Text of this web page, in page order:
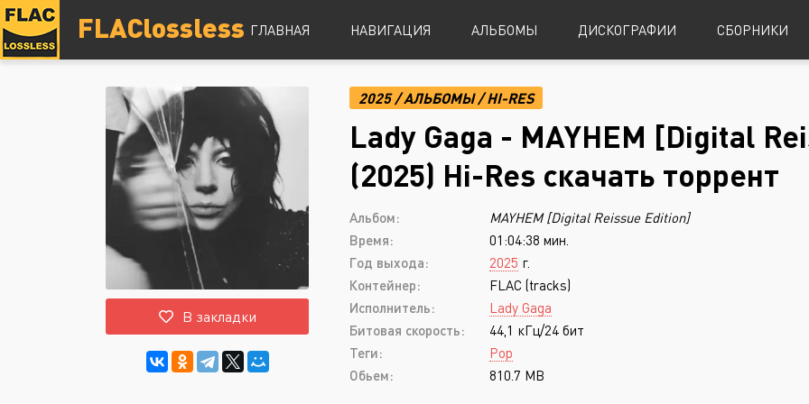
FLAClossless ГЛАВНАЯ НАВИГАЦИЯ
Hi-Res
Lossless
Vinyl
Топ 100
Alternative Rock
Indie Rock
Industrial Metal
Metalcore
Nu-Metal
Post-Hardcore
Punk Rock
Black Metal
Power Metal
Progressive Metal
Sludge Metal
Speed Metal
АЛЬБОМЫ ДИСКОГРАФИИ СБОРНИКИ
В закладки
2025/АЛЬБОМЫ/HI-RES
Lady Gaga - MAYHEM [Digital
(2025) Hi-Res скачать торрент
Альбом:
MAYHEM [Digital Reissue Edition]
Время:
01:04:38 мин.
Год выхода:
2025 г.
Контейнер:
FLAC (tracks)
Исполнитель:
Lady Gaga
Битовая скорость:
44,1 кГц/24 бит
Теги:
Pop
Обьем:
810.7 MB